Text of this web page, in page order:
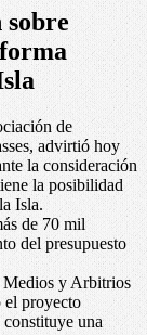
sobre
de
advirtió hoy
la consideración
la posibilidad
Isla.
de 70 mil
del presupuesto
Medios y Arbitrios
el proyecto
una